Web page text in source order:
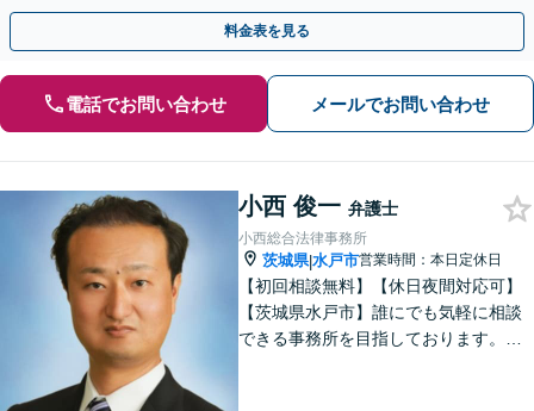
セカンドオピニオン・オンラインの対応も可能
料金表を見る
電話でお問い合わせ メールでお問い合わせ
小西 俊一 弁護士
小西総合法律事務所
茨城県|水戸市営業時間：本日定休日
【初回相談無料】【休日夜間対応可】
【茨城県水戸市】誰にでも気軽に相談
できる事務所を目指しております。依